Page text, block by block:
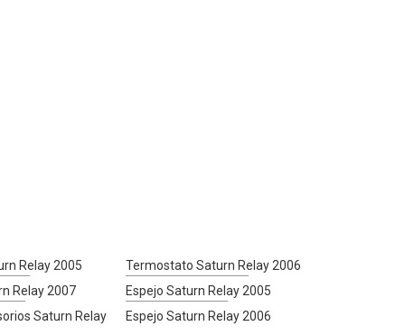
Relay 2005
Termostato Saturn Relay 2006
Relay 2007
Espejo Saturn Relay 2005
Saturn Relay
Espejo Saturn Relay 2006